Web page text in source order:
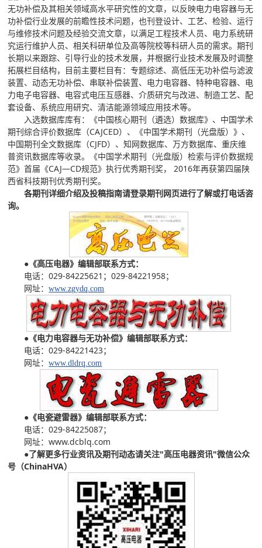
无功补偿及其相关领域高水平研究性的文章，以反映电力电容器与无
功补偿行业发展的前瞻性技术问题，也刊登设计、工艺、检验、运行
与维修技术问题及经验交流文章，以满足工程技术人员、电力系统研
究运行维护人员、相关科研单位及高等院校等科研人员的需求。期刊
长期以来跟踪、引导行业的技术发展，并根据行业技术发展及时调整
拓展栏目结构，目前主要栏目有：专题综述、高低压无功补偿与滤波
装置、动态无功补偿、串联补偿装置、电力电容器、特种电容器、电
力电子电容器、电容式电压互感器、介质研究与改进、制造工艺、配
套设备、系统应用研究、清洁能源领域应用技术等。
入选数据库库有：《中国核心期刊（遴选）数据库》、中国学术
期刊综合评价数据库（CAJCED）、《中国学术期刊（光盘版）》、
中国期刊全文数据库（CJFD）、知网数据库、万方数据库、重庆维
普资讯数据库等收录。《中国学术期刊（光盘版）检索与评价数据规
范》首届《CAJ—CD规范》执行优秀期刊奖， 2016年再获第四届陕
西省科技期刊优秀期刊奖。
各期刊详细介绍及投稿指南请登录期刊网页进行了解或打电话咨
询。
● 《高压电器》编辑部联系方式：
电话：029-84225621；029-84221958；
网址：www.zgydq.com
● 《电力电容器与无功补偿》编辑部联系方式：
电话：029-84221423；
网址：www.dldrq.com
● 《电瓷避雷器》编辑部联系方式：
电话：029-84225087；
网址：www.dcblq.com
●了解更多行业资讯及期刊动态请关注"高压电器资讯"微信公众
号（ChinaHVA）